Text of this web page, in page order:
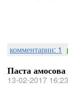
комментарии: 1
Паста
13-02-2017 16:23